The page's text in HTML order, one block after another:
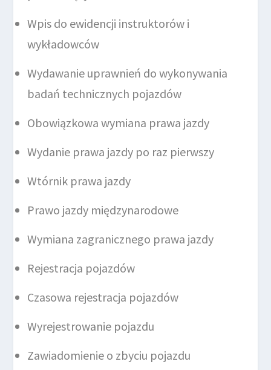
Wpis do ewidencji instruktorów i
wykładowców
Wydawanie uprawnień do wykonywania
badań technicznych pojazdów
Obowiązkowa wymiana prawa jazdy
Wydanie prawa jazdy po raz pierwszy
Wtórnik prawa jazdy
Prawo jazdy międzynarodowe
Wymiana zagranicznego prawa jazdy
Rejestracja pojazdów
Czasowa rejestracja pojazdów
Wyrejestrowanie pojazdu
Zawiadomienie o zbyciu pojazdu